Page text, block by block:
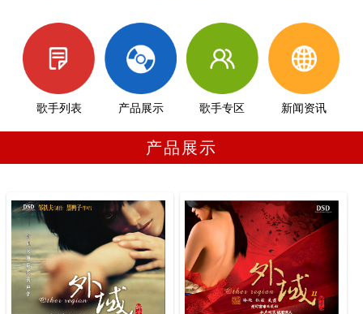
歌手列表 产品展示 歌手专区 新闻资讯
产品展示